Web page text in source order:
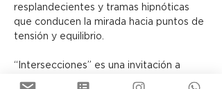
resplandecientes y tramas hipnóticas
que conducen la mirada hacia puntos de
tensión y equilibrio.
“Intersecciones” es una invitación a
contemplar cómo, a través del lenguaje